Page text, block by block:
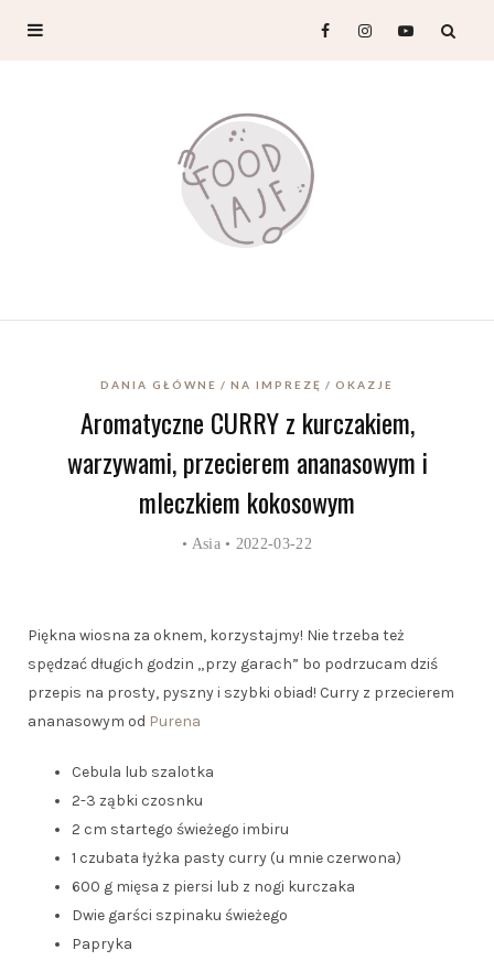
DANIA GŁÓWNE NA IMPREZĘ OKAZJE
Aromatyczne CURRY z kurczakiem,
warzywami, przecierem ananasowym i
mleczkiem kokosowym
• Asia • 2022-03-22
Piękna wiosna za oknem, korzystajmy! Nie trzeba też
spędzać długich godzin „przy garach” bo podrzucam dziś
przepis na prosty, pyszny i szybki obiad! Curry z przecierem
ananasowym od Purena
Cebula lub szalotka
2-3 ząbki czosnku
2 cm startego świeżego imbiru
1 czubata łyżka pasty curry (u mnie czerwona)
600 g mięsa z piersi lub z nogi kurczaka
Dwie garści szpinaku świeżego
Papryka